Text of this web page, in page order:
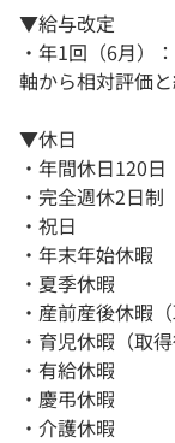
▼給与改定
・年1回（6月）
軸から相対評価
▼休日
・年間休日120日
・完全週休2日制
・祝日
・年末年始休暇
・夏季休暇
・産前産後休暇
・育児休暇（取
・有給休暇
・慶弔休暇
・介護休暇